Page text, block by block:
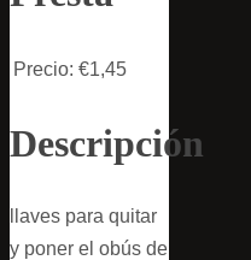
Precio: €1,45
Descripción
llaves para quitar
y poner el obús de